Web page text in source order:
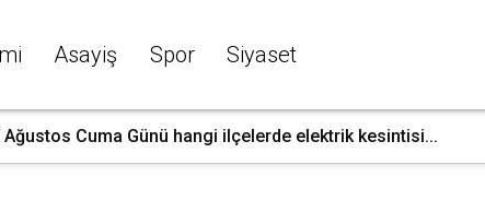
Asayiş Spor Siyaset
Ağustos Cuma Günü hangi ilçelerde elektrik kesintisi...